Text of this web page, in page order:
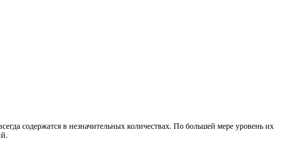
содержатся в незначительных количествах. По большей мере уровень их